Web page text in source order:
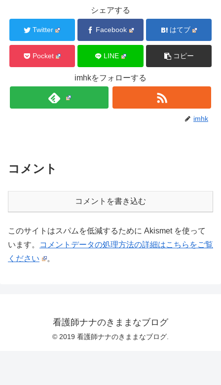
シェアする
Twitter Facebook はてブ
Pocket LINE コピー
imhkをフォローする
imhk
コメント
コメントを書き込む
このサイトはスパムを低減するために Akismet を使って
います。
コメントデータの処理方法の詳細はこちらをご覧
ください
。
看護師ナナのきままなブログ
© 2019 看護師ナナのきままなブログ.